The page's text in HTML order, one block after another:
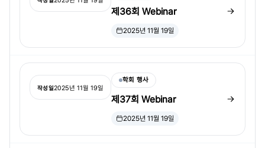
제36회 Webinar
2025년 11월 19일
작성일2025년 11월 19일
학회 행사
제37회 Webinar
2025년 11월 19일